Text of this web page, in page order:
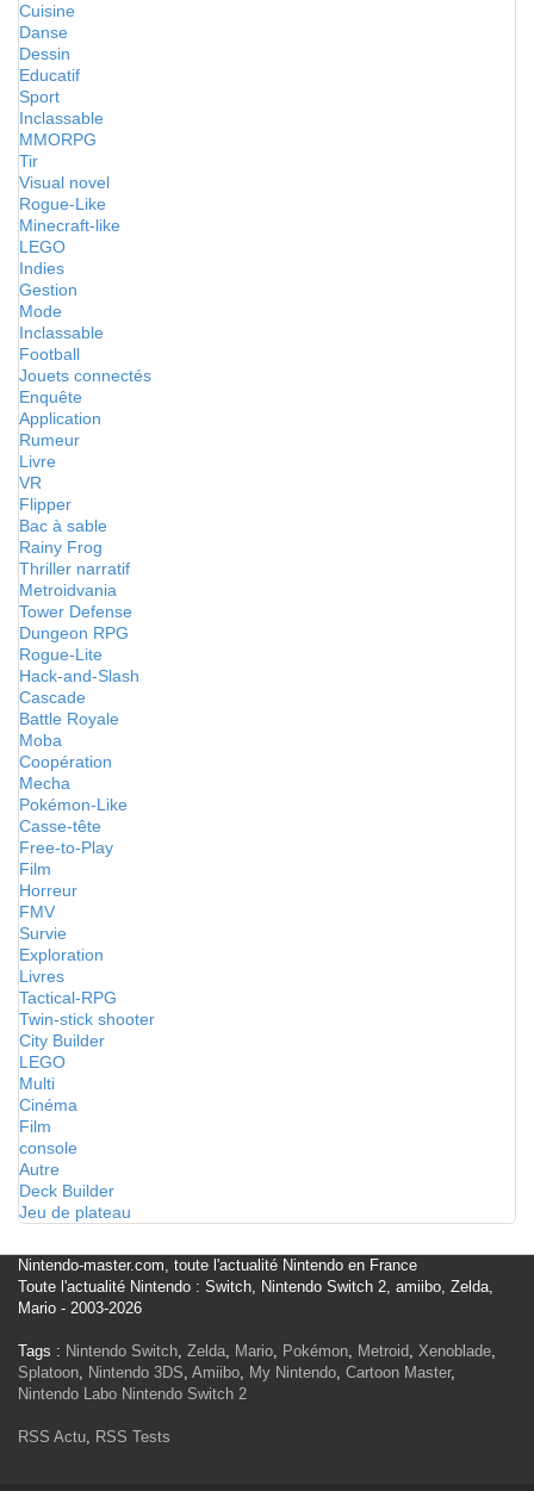
Cuisine
Danse
Dessin
Educatif
Sport
Inclassable
MMORPG
Tir
Visual novel
Rogue-Like
Minecraft-like
LEGO
Indies
Gestion
Mode
Inclassable
Football
Jouets connectés
Enquête
Application
Rumeur
Livre
VR
Flipper
Bac à sable
Rainy Frog
Thriller narratif
Metroidvania
Tower Defense
Dungeon RPG
Rogue-Lite
Hack-and-Slash
Cascade
Battle Royale
Moba
Coopération
Mecha
Pokémon-Like
Casse-tête
Free-to-Play
Film
Horreur
FMV
Survie
Exploration
Livres
Tactical-RPG
Twin-stick shooter
City Builder
LEGO
Multi
Cinéma
Film
console
Autre
Deck Builder
Jeu de plateau
Nintendo-master.com, toute l'actualité Nintendo en France
Toute l'actualité Nintendo : Switch, Nintendo Switch 2, amiibo, Zelda,
Mario - 2003-2026
Tags : Nintendo Switch, Zelda, Mario, Pokémon, Metroid, Xenoblade,
Splatoon, Nintendo 3DS, Amiibo, My Nintendo, Cartoon Master,
Nintendo Labo Nintendo Switch 2
RSS Actu, RSS Tests